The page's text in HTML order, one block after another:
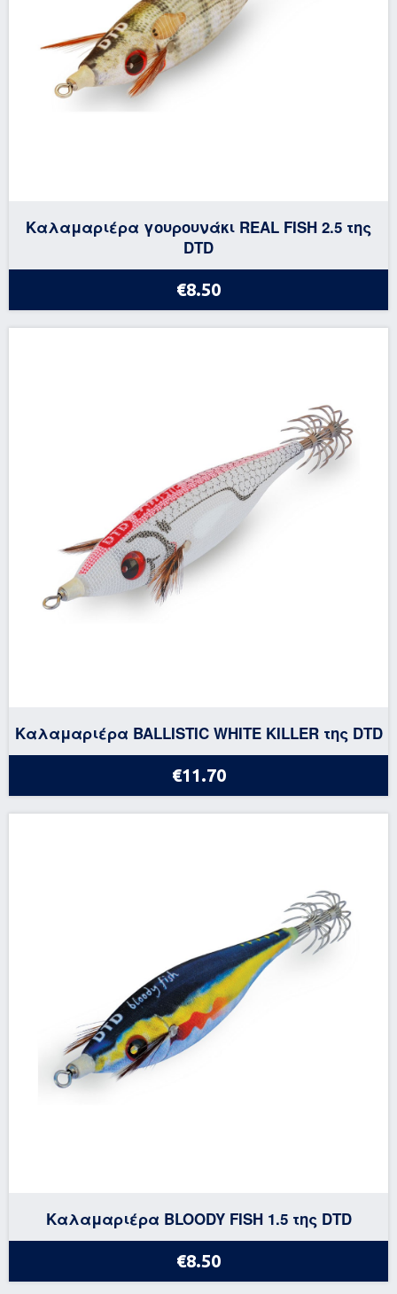
Καλαμαριέρα γουρουνάκι REAL FISH 2.5 της
DTD
€8.50
Καλαμαριέρα BALLISTIC WHITE KILLER της DTD
€11.70
Καλαμαριέρα BLOODY FISH 1.5 της DTD
€8.50